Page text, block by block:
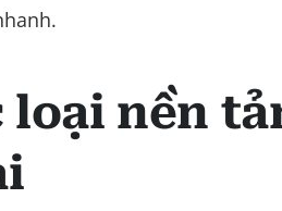
loại nền